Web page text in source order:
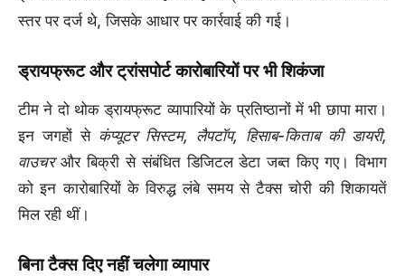
स्तर पर दर्ज थे, जिसके आधार पर कार्रवाई की गई।
ड्रायफ्रूट और ट्रांसपोर्ट कारोबारियों पर भी शिकंजा
टीम ने दो थोक ड्रायफ्रूट व्यापारियों के प्रतिष्ठानों में भी छापा मारा।
इन जगहों से कंप्यूटर सिस्टम, लैपटॉप, हिसाब-किताब की डायरी,
वाउचरऔर बिक्री से संबंधित डिजिटल डेटा जब्त किए गए। विभाग
को इन कारोबारियों के विरुद्ध लंबे समय से टैक्स चोरी की शिकायतें
मिल रही थीं।
बिना टैक्स दिए नहीं चलेगा व्यापार